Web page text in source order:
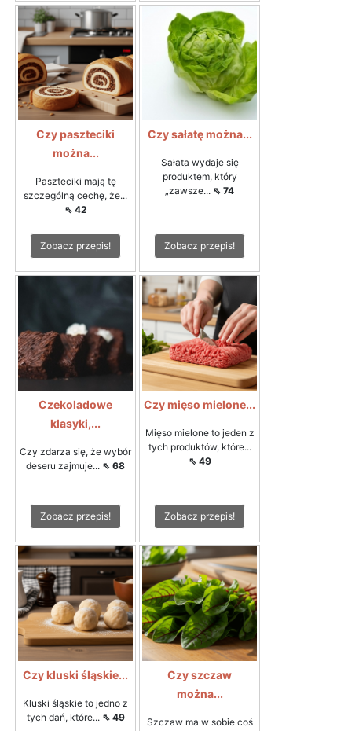
Czy paszteciki
można...
Paszteciki mają tę
szczególną cechę, że...
⇖ 42
Zobacz przepis!
Czy sałatę można...
Sałata wydaje się
produktem, który
„zawsze... ⇖ 74
Zobacz przepis!
Czekoladowe
klasyki,...
Czy zdarza się, że wybór
deseru zajmuje... ⇖ 68
Zobacz przepis!
Czy mięso mielone...
Mięso mielone to jeden z
tych produktów, które...
⇖ 49
Zobacz przepis!
Czy kluski śląskie...
Kluski śląskie to jedno z
tych dań, które... ⇖ 49
Czy szczaw
można...
Szczaw ma w sobie coś